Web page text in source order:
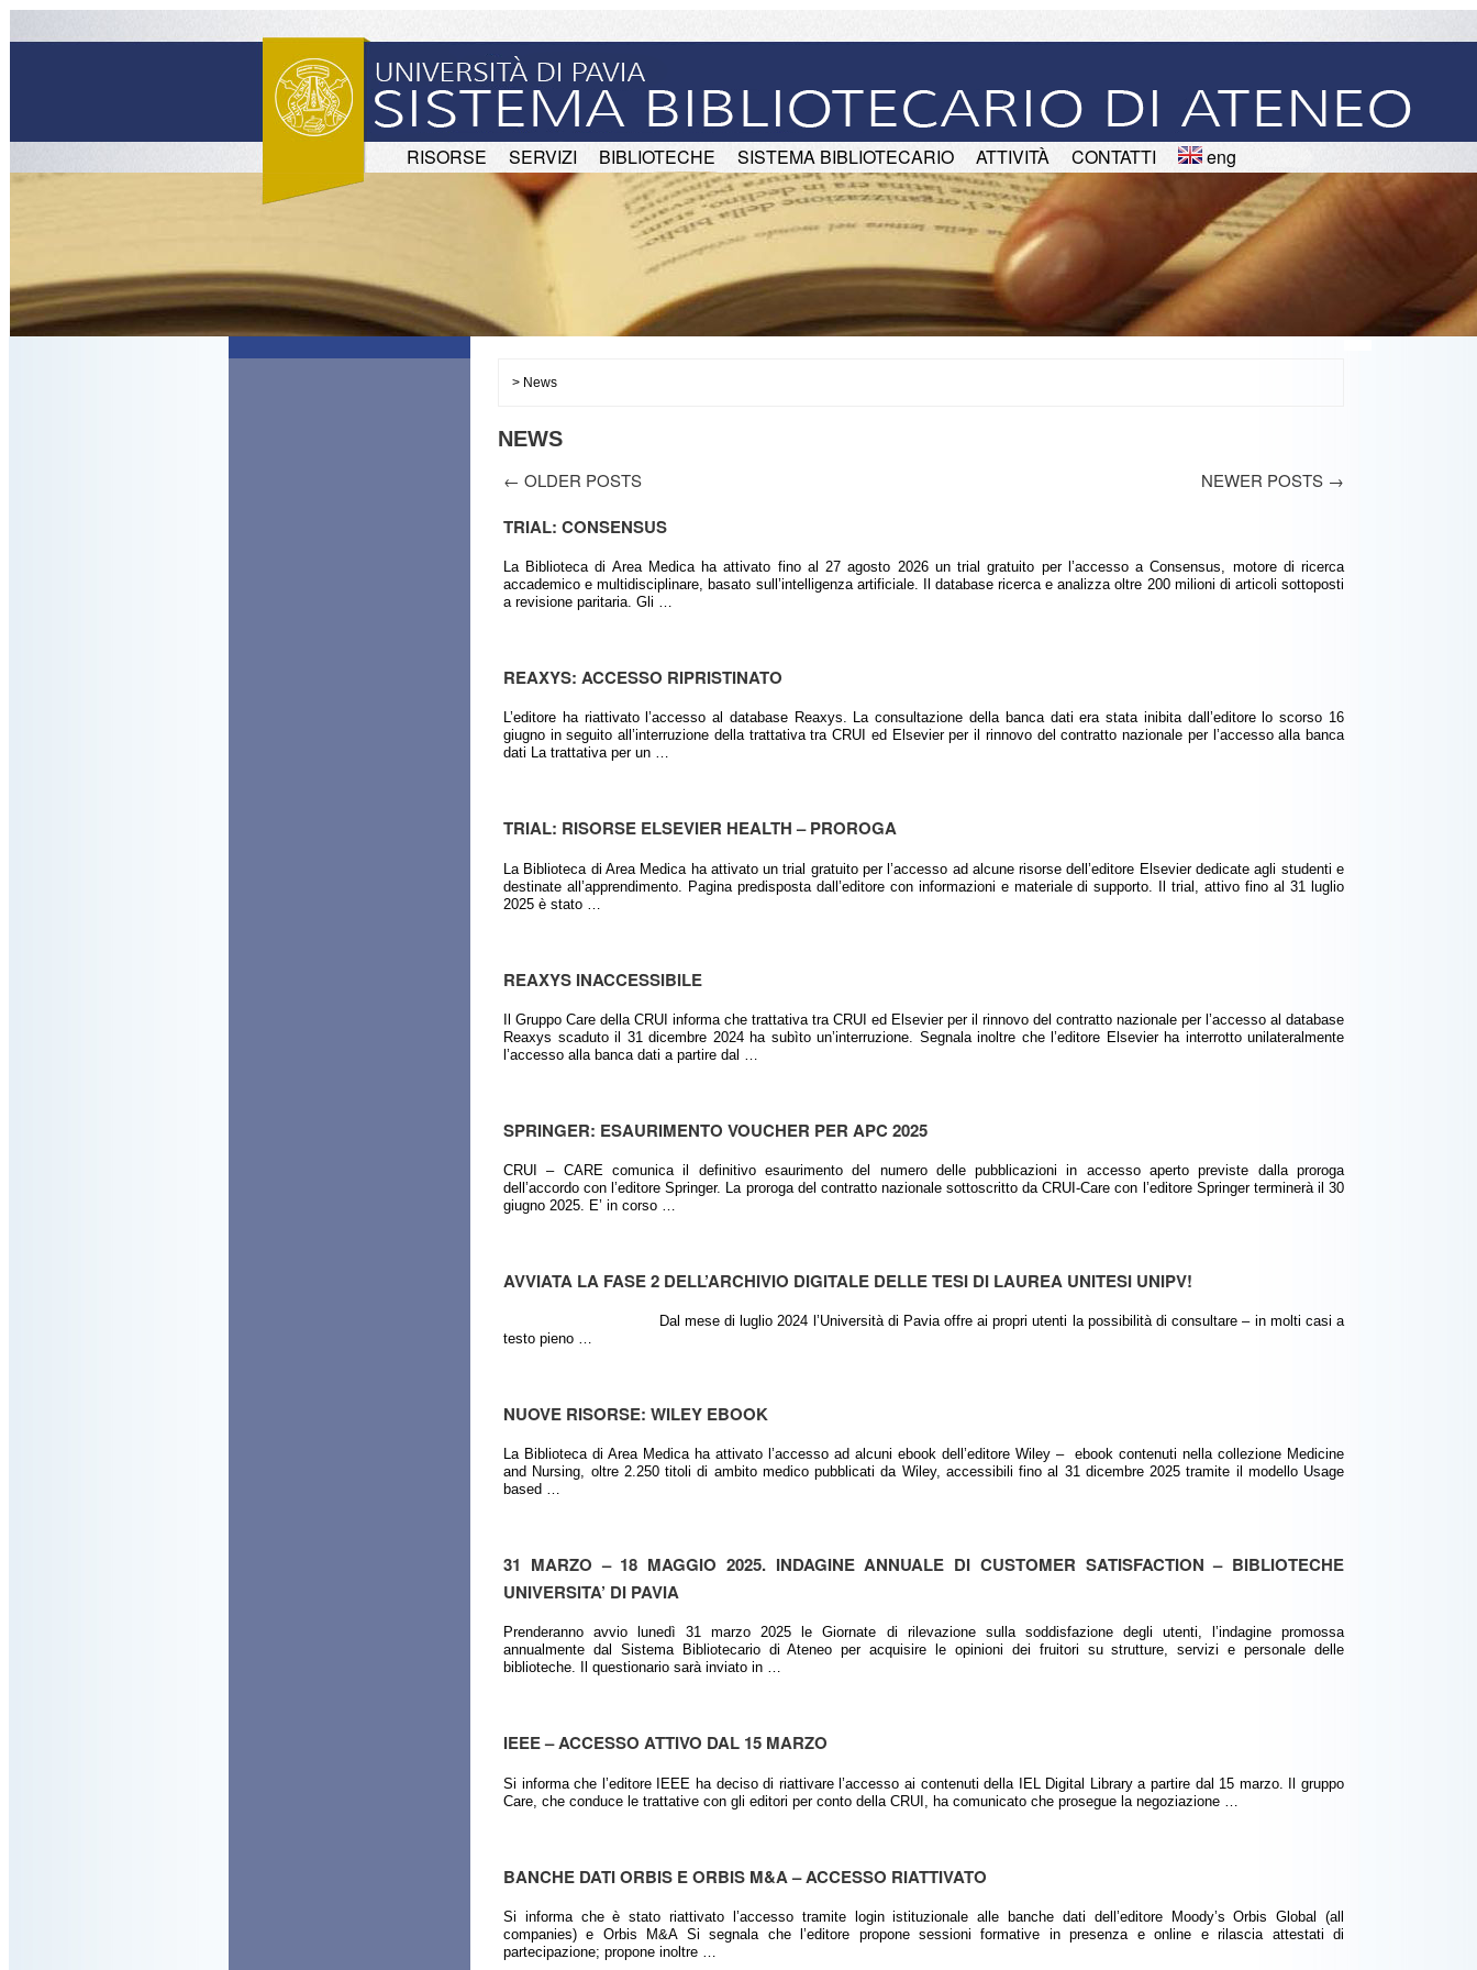
RISORSE SERVIZI BIBLIOTECHE SISTEMA BIBLIOTECARIO ATTIVITÀ CONTATTI eng
> News
NEWS
← OLDER POSTS NEWER POSTS →
TRIAL: CONSENSUS
La Biblioteca di Area Medica ha attivato fino al 27 agosto 2026 un trial gratuito per l’accesso a Consensus, motore di ricerca
accademico e multidisciplinare, basato sull’intelligenza artificiale. Il database ricerca e analizza oltre 200 milioni di articoli sottoposti
a revisione paritaria. Gli …
REAXYS: ACCESSO RIPRISTINATO
L’editore ha riattivato l’accesso al database Reaxys. La consultazione della banca dati era stata inibita dall’editore lo scorso 16
giugno in seguito all’interruzione della trattativa tra CRUI ed Elsevier per il rinnovo del contratto nazionale per l’accesso alla banca
dati La trattativa per un …
TRIAL: RISORSE ELSEVIER HEALTH – PROROGA
La Biblioteca di Area Medica ha attivato un trial gratuito per l’accesso ad alcune risorse dell’editore Elsevier dedicate agli studenti e
destinate all’apprendimento. Pagina predisposta dall’editore con informazioni e materiale di supporto. Il trial, attivo fino al 31 luglio
2025 è stato …
REAXYS INACCESSIBILE
Il Gruppo Care della CRUI informa che trattativa tra CRUI ed Elsevier per il rinnovo del contratto nazionale per l’accesso al database
Reaxys scaduto il 31 dicembre 2024 ha subìto un’interruzione. Segnala inoltre che l’editore Elsevier ha interrotto unilateralmente
l’accesso alla banca dati a partire dal …
SPRINGER: ESAURIMENTO VOUCHER PER APC 2025
CRUI – CARE comunica il definitivo esaurimento del numero delle pubblicazioni in accesso aperto previste dalla proroga
dell’accordo con l’editore Springer. La proroga del contratto nazionale sottoscritto da CRUI-Care con l’editore Springer terminerà il 30
giugno 2025. E’ in corso …
AVVIATA LA FASE 2 DELL’ARCHIVIO DIGITALE DELLE TESI DI LAUREA UNITESI UNIPV!
Dal mese di luglio 2024 l’Università di Pavia offre ai propri utenti la possibilità di consultare – in molti casi a
testo pieno …
NUOVE RISORSE: WILEY EBOOK
La Biblioteca di Area Medica ha attivato l’accesso ad alcuni ebook dell’editore Wiley – ebook contenuti nella collezione Medicine
and Nursing, oltre 2.250 titoli di ambito medico pubblicati da Wiley, accessibili fino al 31 dicembre 2025 tramite il modello Usage
based …
31 MARZO – 18 MAGGIO 2025. INDAGINE ANNUALE DI CUSTOMER SATISFACTION – BIBLIOTECHE
UNIVERSITA’ DI PAVIA
Prenderanno avvio lunedì 31 marzo 2025 le Giornate di rilevazione sulla soddisfazione degli utenti, l’indagine promossa
annualmente dal Sistema Bibliotecario di Ateneo per acquisire le opinioni dei fruitori su strutture, servizi e personale delle
biblioteche. Il questionario sarà inviato in …
IEEE – ACCESSO ATTIVO DAL 15 MARZO
Si informa che l’editore IEEE ha deciso di riattivare l’accesso ai contenuti della IEL Digital Library a partire dal 15 marzo. Il gruppo
Care, che conduce le trattative con gli editori per conto della CRUI, ha comunicato che prosegue la negoziazione …
BANCHE DATI ORBIS E ORBIS M&A – ACCESSO RIATTIVATO
Si informa che è stato riattivato l’accesso tramite login istituzionale alle banche dati dell’editore Moody’s Orbis Global (all
companies) e Orbis M&A Si segnala che l’editore propone sessioni formative in presenza e online e rilascia attestati di
partecipazione; propone inoltre …